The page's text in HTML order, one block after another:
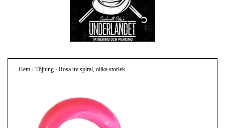
Hem › Töjning › Rosa uv spiral, olika storlek